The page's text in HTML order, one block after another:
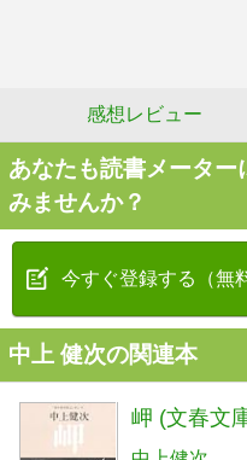
感想レビュー
あなたも読書メータ
みませんか？
今すぐ登録する（無
中上 健次の関連本
岬 (文春文